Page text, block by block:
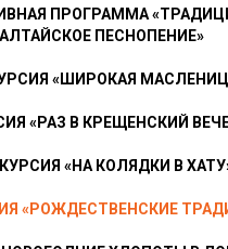
ПРОГРАММА
АЛТАЙСКОЕ ПЕСНОПЕНИЕ»
«ШИРОКАЯ
«РАЗ В КРЕЩЕНСКИЙ
«НА КОЛЯДКИ В
«РОЖДЕСТВЕНСКИЕ